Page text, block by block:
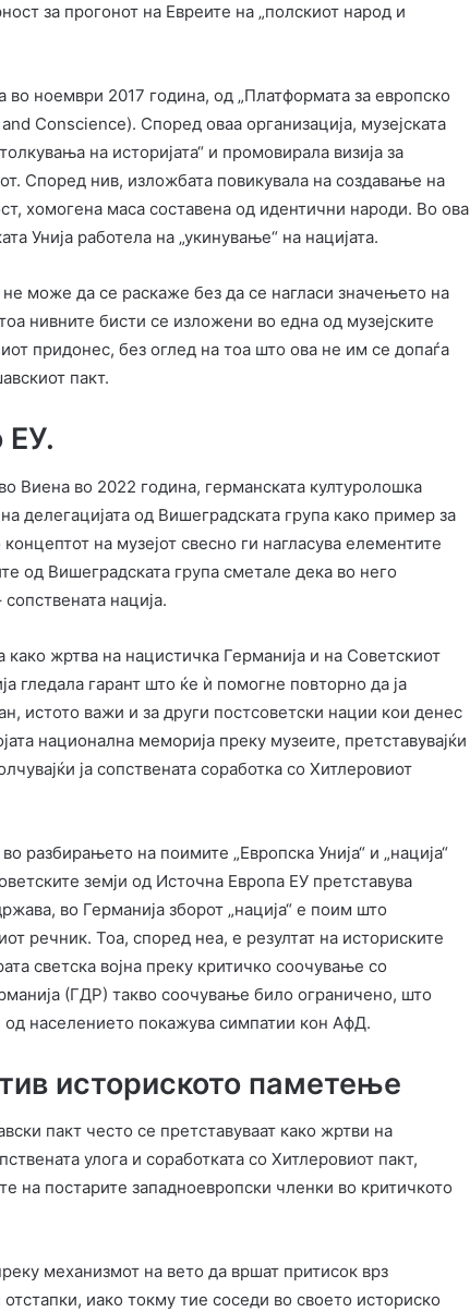
за прогонот на Евреите на „полскиот народ и
ноември 2017 година, од „Платформата за европско
Conscience). Според оваа организација, музејската
на историјата“ и промовирала визија за
Според нив, изложбата повикувала на создавање на
хомогена маса составена од идентични народи. Во ова
Унија работела на „укинување“ на нацијата.
не може да се раскаже без да се нагласи значењето на
нивните бисти се изложени во една од музејските
придонес, без оглед на тоа што ова не им се допаѓа
пакт.
ЕУ.
Виена во 2022 година, германската културолошка
делегацијата од Вишеградската група како пример за
на музејот свесно ги нагласува елементите
од Вишеградската група сметале дека во него
нација.
жртва на нацистичка Германија и на Советскиот
гледала гарант што ќе ѝ помогне повторно да ја
истото важи и за други постсоветски нации кои денес
национална меморија преку музеите, претставувајќи
ја сопствената соработка со Хитлеровиот
разбирањето на поимите „Европска Унија“ и „нација“
земји од Источна Европа ЕУ претставува
во Германија зборот „нација“ е поим што
речник. Тоа, според неа, е резултат на историските
светска војна преку критичко соочување со
(ГДР) такво соочување било ограничено, што
населението покажува симпатии кон АфД.
историското паметење
пакт често се претставуваат како жртви на
улога и соработката со Хитлеровиот пакт,
на постарите западноевропски членки во критичкото
механизмот на вето да вршат притисок врз
иако токму тие соседи во своето историско